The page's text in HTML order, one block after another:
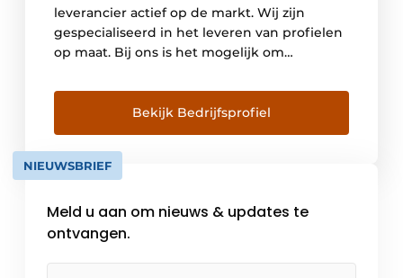
leverancier actief op de markt. Wij zijn
gespecialiseerd in het leveren van profielen
op maat. Bij ons is het mogelijk om
laten poedercoaten of anodiseren. We
werken veel samen met betrouwbare
contacten binnen en buiten Europa.
Verscheidene fabrieken, waar wij profielen
afnemen, hebben het keurmerk Qualicoat of
Bekijk Bedrijfsprofiel
NIEUWSBRIEF
Meld u aan om nieuws & updates te
ontvangen.